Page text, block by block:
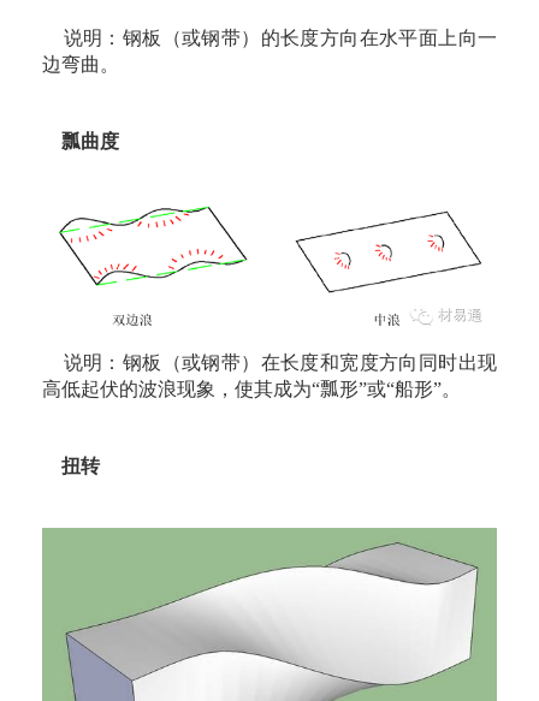
说明：钢板（或钢带）的长度方向在水平面上向一
边弯曲。
瓢曲度
说明：钢板（或钢带）在长度和宽度方向同时出现
高低起伏的波浪现象，使其成为“瓢形”或“船形”。
扭转